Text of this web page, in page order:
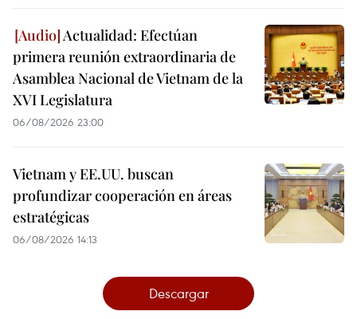
Actualidad: Efectúan
primera reunión extraordinaria de
Asamblea Nacional de Vietnam de la
XVI Legislatura
06/08/2026 23:00
Vietnam y EE.UU. buscan
profundizar cooperación en áreas
estratégicas
06/08/2026 14:13
Descargar